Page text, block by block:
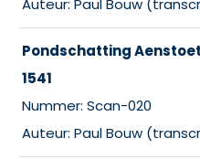
Auteur: Paul Bouw
Pondschatting
1541
Nummer: Scan-020
Auteur: Paul Bouw